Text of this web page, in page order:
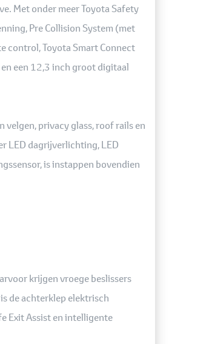
Met onder meer Toyota Safety
Pre Collision System (met
control, Toyota Smart Connect
een 12,3 inch groot digitaal
privacy glass, roof rails en
LED dagrijverlichting, LED
is instappen bovendien
krijgen vroege beslissers
de achterklep elektrisch
Exit Assist en intelligente